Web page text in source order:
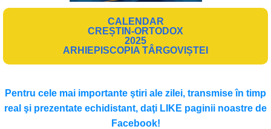
CALENDAR
CREȘTIN-ORTODOX
2025
ARHIEPISCOPIA TÂRGOVIȘTEI
Pentru cele mai importante ştiri ale zilei, transmise în timp
real şi prezentate echidistant, daţi LIKE paginii noastre de
Facebook!